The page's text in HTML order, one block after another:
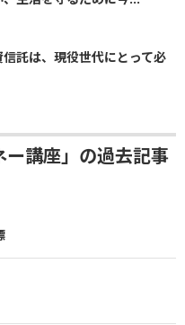
託は、現役世代にとって必
ー講座」の過去記事